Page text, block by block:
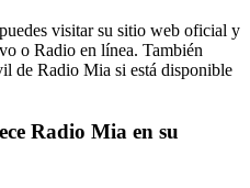
visitar su sitio web oficial y
o Radio en línea. También
de Radio Mia si está disponible
Radio Mia en su